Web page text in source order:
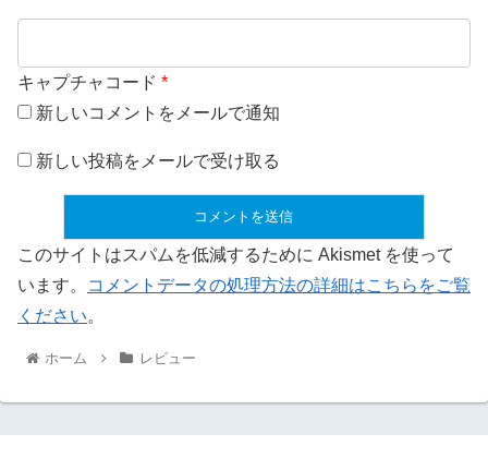
キャプチャコード *
新しいコメントをメールで通知
新しい投稿をメールで受け取る
このサイトはスパムを低減するために Akismet を使って
います。
コメントデータの処理方法の詳細はこちらをご覧
ください。
ホーム レビュー